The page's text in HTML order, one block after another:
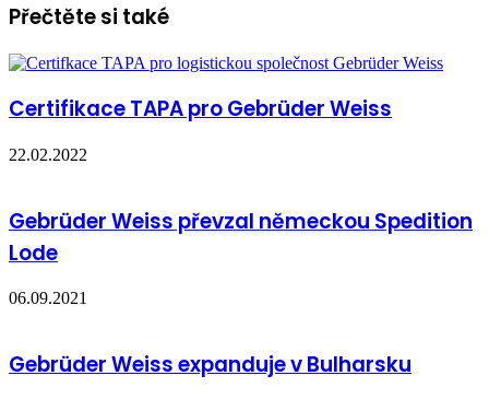
Přečtěte si také
Certifikace TAPA pro Gebrüder Weiss
22.02.2022
Gebrüder Weiss převzal německou Spedition
Lode
06.09.2021
Gebrüder Weiss expanduje v Bulharsku